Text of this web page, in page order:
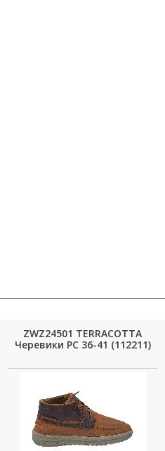
ZWZ24501 TERRACOTTA
Черевики РС 36-41 (112211)